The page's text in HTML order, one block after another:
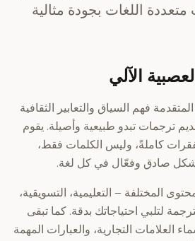
متعددة اللغات بجودة مثالية
الآلي
فهم السياق والتعابير الثقافية
ترجمات تبدو طبيعية وأصيلة. يقوم
كاملةً، وليس الكلمات فقط،
صادق وفعّال في كل لغة.
المختلفة – التعليمية، التسويقية،
لتلبي احتياجاتك بدقة. كما تبقى
العلامات التجارية، والعبارات المهمة